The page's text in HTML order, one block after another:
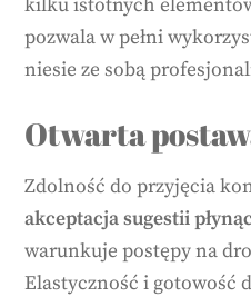
kilku istotnych
pozwala w pełni
niesie ze sobą
Otwarta
Zdolność do przyjęcia
akceptacja sugestii
warunkuje postępy na
Elastyczność i gotowość